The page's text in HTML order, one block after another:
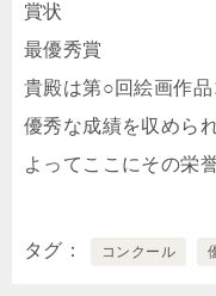
賞状
最優秀賞
貴殿は第○回絵画作
優秀な成績を収めら
よってここにその栄
タグ コンクール